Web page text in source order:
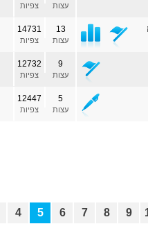
צפיות עצות
14731
צפיות
13
עצות
12732
צפיות
9
עצות
12447
צפיות
5
עצות
4 5 6 7 8 9